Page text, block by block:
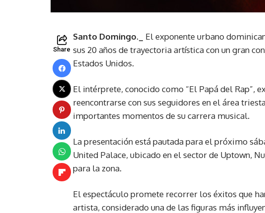
Share
Santo Domingo._ El exponente urbano
sus 20 años de trayectoria artística con un gran
Estados Unidos.
El intérprete, conocido como “El Papá del Rap”,
reencontrarse con sus seguidores en el área
importantes momentos de su carrera musical.
La presentación está pautada para el próximo
United Palace, ubicado en el sector de Uptown,
para la zona.
El espectáculo promete recorrer los éxitos que
artista, considerado una de las figuras más